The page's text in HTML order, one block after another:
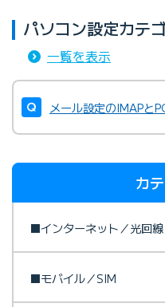
パソコン設定カテ
一覧を表示
メール設定のIMAPと
カ
■インターネット／光回線
■モバイル／SIM